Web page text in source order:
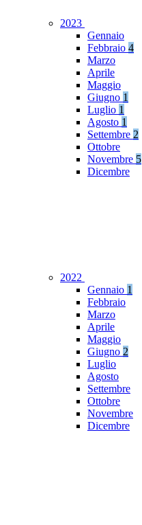
2023
Gennaio
Febbraio 4
Marzo
Aprile
Maggio
Giugno 1
Luglio 1
Agosto 1
Settembre 2
Ottobre
Novembre 5
Dicembre
2022
Gennaio 1
Febbraio
Marzo
Aprile
Maggio
Giugno 2
Luglio
Agosto
Settembre
Ottobre
Novembre
Dicembre